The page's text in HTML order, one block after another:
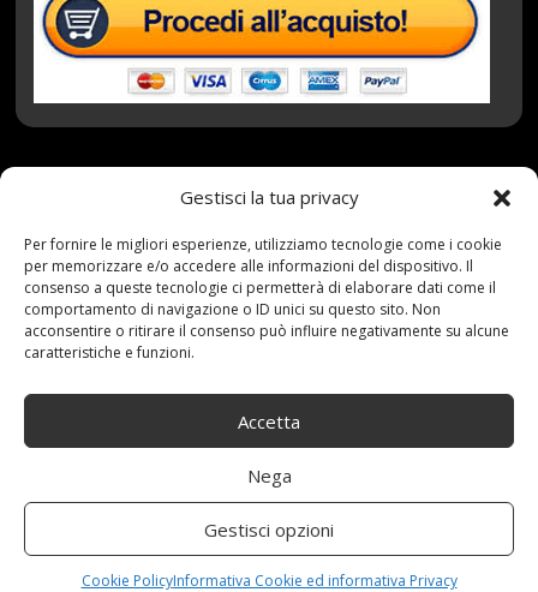
Gestisci la tua privacy
Per fornire le migliori esperienze, utilizziamo tecnologie come i cookie
per memorizzare e/o accedere alle informazioni del dispositivo. Il
consenso a queste tecnologie ci permetterà di elaborare dati come il
comportamento di navigazione o ID unici su questo sito. Non
acconsentire o ritirare il consenso può influire negativamente su alcune
caratteristiche e funzioni.
Accetta
Nega
Gestisci opzioni
Cookie PolicyInformativa Cookie ed informativa Privacy
9 Novembre 2020 redazione 65R17,
Fdhoi,Invernale, Neve,PNEUMATICI,Pneumatico,
Portatile,Traction Categories: Shop
Assicurazione auto e sostituzione lunotto: le cose
da sapere
Range Rover: un’icona tra i luxury SUV
25 Novembre,2024